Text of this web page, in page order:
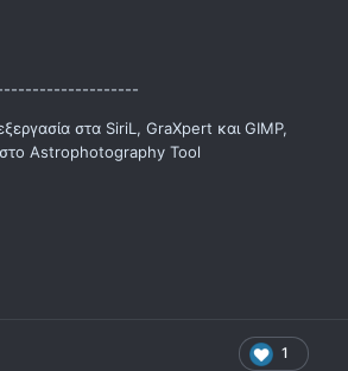
στα SiriL, GraXpert και GIMP,
Astrophotography Tool
1